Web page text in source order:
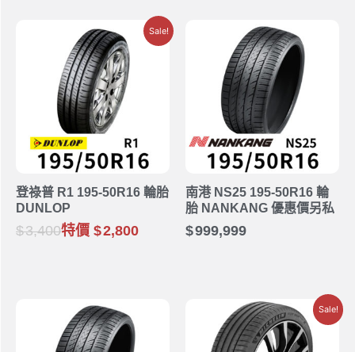
Sale!
登祿普 R1 195-50R16 輪胎
DUNLOP
3,400特價 2,800
南港 NS25 195-50R16 輪
胎 NANKANG 優惠價另私
999,999
Sale!